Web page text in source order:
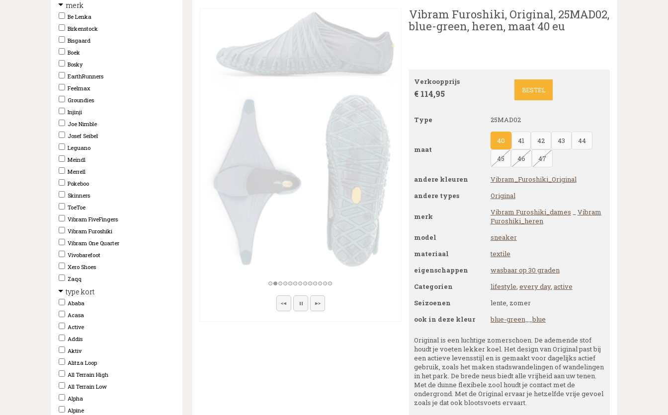
merk
Be Lenka
Birkenstock
Bisgaard
Boek
Bosky
EarthRunners
Feelmax
Groundies
Injinji
Joe Nimble
Josef Seibel
Leguano
Meindl
Merrell
Pokeboo
Skinners
ToeToe
Vibram FiveFingers
Vibram Furoshiki
Vibram One Quarter
Vivobarefoot
Xero Shoes
Zaqq
type kort
Ababa
Acasa
Active
Addis
Aktiv
Alitza Loop
All Terrain High
All Terrain Low
Alpha
Alpine
Vibram Furoshiki, Original, 25MAD02,
blue-green, heren, maat 40 eu
Verkoopprijs
€ 114,95 BESTEL
Type 25MAD02
maat
40 41 42 43
44
45
46 47
andere kleuren
Vibram_Furoshiki_Original
andere types
Original
merk Vibram Furoshiki_dames
Vibram
Furoshiki_heren
model
sneaker
materiaal
textile
eigenschappen
wasbaar op 30 graden
Categorien
lifestyle, every day, active
Seizoenen
lente, zomer
ook in deze kleur
blue-green__blue
Original is een luchtige zomerschoen. De ademende stof
houdt je voeten lekker koel. Het design van Original past bij
een actieve levensstijl en is gemaakt voor dagelijks actief
gebruik, zoals het maken stadswandelingen of wandelingen
in het park. De brede neus biedt alle vrijheid aan uw tenen.
Met de dunne flexibele zool houdt je contact met de
ondergrond. Met de Original ervaar je hetzelfde vrije gevoel
zoals je dat ook blootsvoets ervaart.